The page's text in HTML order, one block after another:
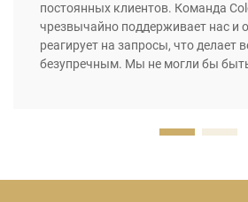
постоянных клиентов. Команда
чрезвычайно поддерживает нас и
реагирует на запросы, что делает
безупречным. Мы не могли бы